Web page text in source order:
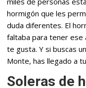
hormigón que les
duda diferentes. El
faltaba para tener
te gusta. Y si buscas
Monte, has llegado a
Soleras de